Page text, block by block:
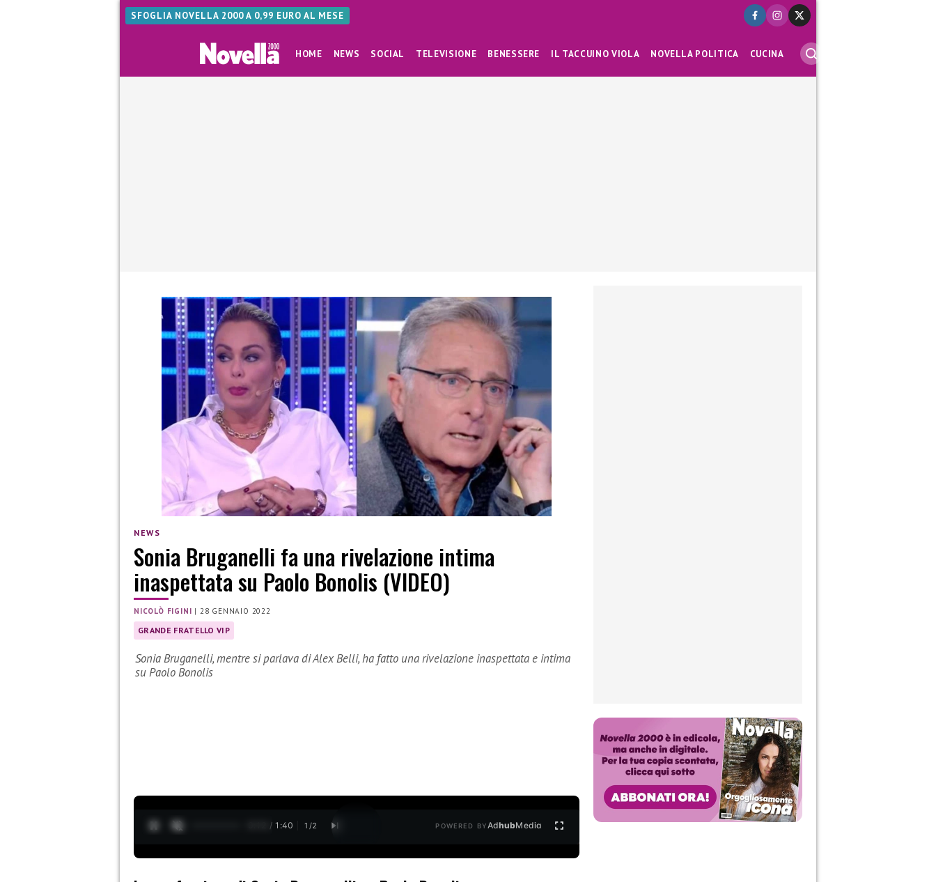
SFOGLIA NOVELLA 2000 A 0,99 EURO AL MESE
HOME NEWS SOCIAL TELEVISIONE BENESSERE IL TACCUINO VIOLA NOVELLA POLITICA CUCINA
NEWS
Sonia Bruganelli fa una rivelazione intima
inaspettata su Paolo Bonolis (VIDEO)
NICOLÒ FIGINI | 28 GENNAIO 2022
GRANDE FRATELLO VIP
Sonia Bruganelli, mentre si parlava di Alex Belli, ha fatto una rivelazione inaspettata e intima
su Paolo Bonolis
0:12 / 1:40 1 /2 POWERED BYAdhubMedia